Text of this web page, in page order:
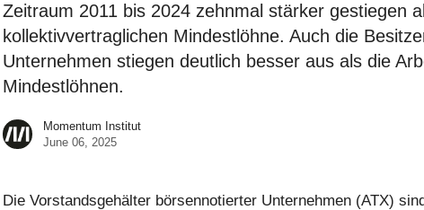
Zeitraum 2011 bis 2024 zehnmal stärker gestiegen
kollektivvertraglichen Mindestlöhne. Auch die
Unternehmen stiegen deutlich besser aus als die
Mindestlöhnen.
Momentum Institut
June 06, 2025
Die Vorstandsgehälter börsennotierter Unternehmen (ATX)